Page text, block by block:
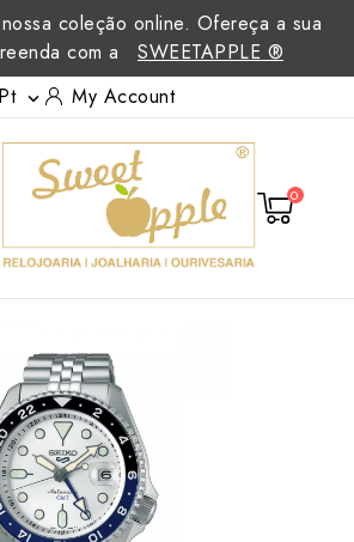
coleção online. Ofereça a sua
com a
SWEETAPPLE ®
Pt  My Account
0